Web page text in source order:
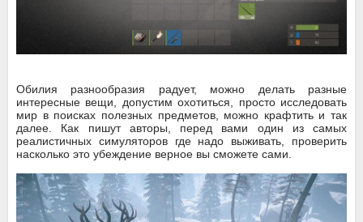
Обилия разнообразия радует, можно делать разные
интересные вещи, допустим охотиться, просто исследовать
мир в поисках полезных предметов, можно крафтить и так
далее. Как пишут авторы, перед вами один из самых
реалистичных симуляторов где надо выживать, проверить
насколько это убеждение верное вы сможете сами.